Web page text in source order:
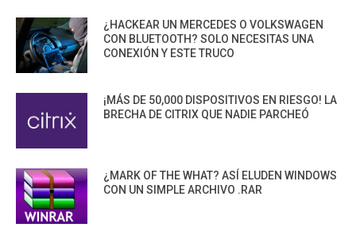
¿HACKEAR UN MERCEDES O VOLKSWAGEN
CON BLUETOOTH? SOLO NECESITAS UNA
CONEXIÓN Y ESTE TRUCO
¡MÁS DE 50,000 DISPOSITIVOS EN RIESGO! LA
BRECHA DE CITRIX QUE NADIE PARCHEÓ
¿MARK OF THE WHAT? ASÍ ELUDEN WINDOWS
CON UN SIMPLE ARCHIVO .RAR